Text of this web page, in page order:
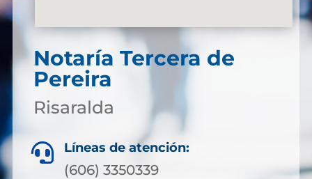
Notaría Tercera de
Pereira
Risaralda
 Líneas de atención:
(606) 3350339